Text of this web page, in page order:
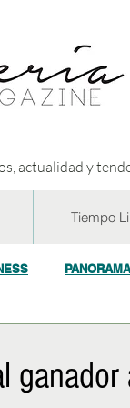
actualidad y
Tiempo
ganador